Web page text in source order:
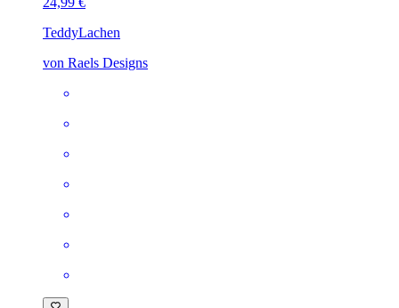
TeddyLachen
von Raels Designs